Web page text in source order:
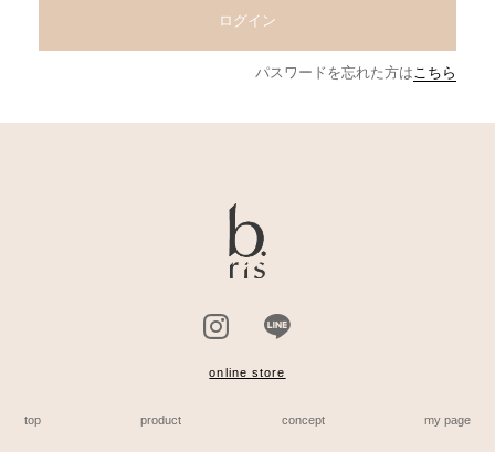
ログイン
パスワードを忘れた方は こちら
online store
top product concept my page